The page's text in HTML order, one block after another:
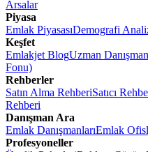
Arsalar
Piyasa
Emlak PiyasasıDemografi
Keşfet
Emlakjet BlogUzman
Fonu)
Rehberler
Satın Alma RehberiSatıcı
Rehberi
Danışman Ara
Emlak DanışmanlarıEmlak
Profesyoneller